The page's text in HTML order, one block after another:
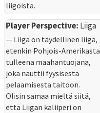
liigoista.
Player Perspective: Liiga
— Liiga on täydellinen liiga,
etenkin Pohjois-Amerikasta
tulleena maahantuojana,
joka nauttii fyysisestä
pelaamisesta taitoon.
Olisin samaa mieltä siitä,
että Liigan kaliiperi on